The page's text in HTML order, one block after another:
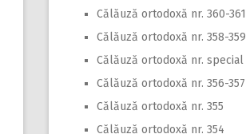
Călăuză ortodoxă nr. 360-361
Călăuză ortodoxă nr. 358-359
Călăuză ortodoxă nr. special
Călăuză ortodoxă nr. 356-357
Călăuză ortodoxă nr. 355
Călăuză ortodoxă nr. 354